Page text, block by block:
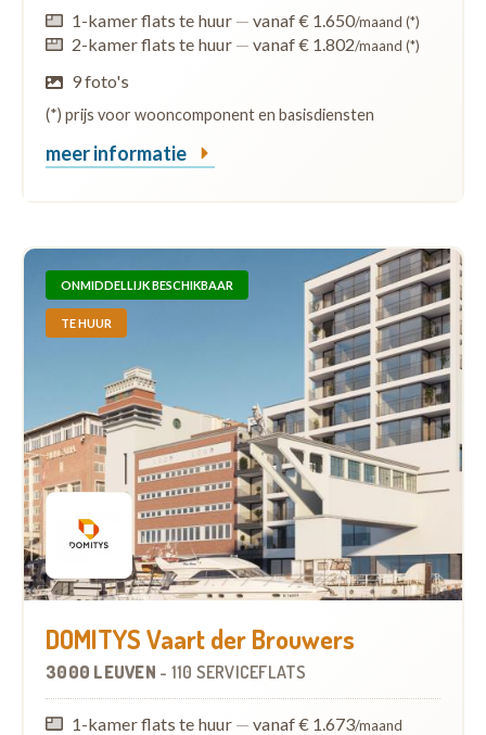
1-kamer flats te huur — vanaf € 1.650/maand (*)
2-kamer flats te huur — vanaf € 1.802/maand (*)
9 foto's
(*) prijs voor wooncomponent en basisdiensten
meer informatie
ONMIDDELLIJK BESCHIKBAAR
TE HUUR
DOMITYS Vaart der Brouwers
3000 LEUVEN - 110 SERVICEFLATS
1-kamer flats te huur — vanaf € 1.673/maand